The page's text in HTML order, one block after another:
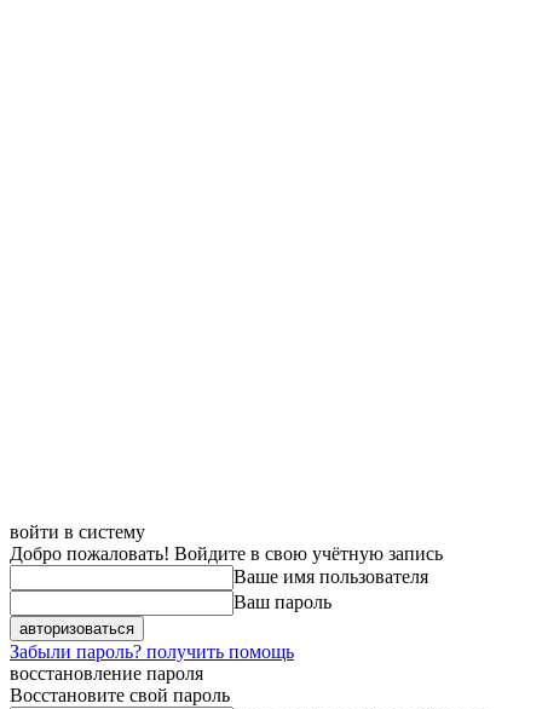
войти в систему
Добро пожаловать! Войдите в свою учётную запись
Ваше имя пользователя
Ваш пароль
Забыли пароль? получить помощь
восстановление пароля
Восстановите свой пароль